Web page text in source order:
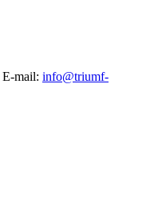
E-mail: info@triumf-